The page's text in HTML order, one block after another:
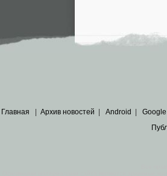
Главная Архив новостей Android Google